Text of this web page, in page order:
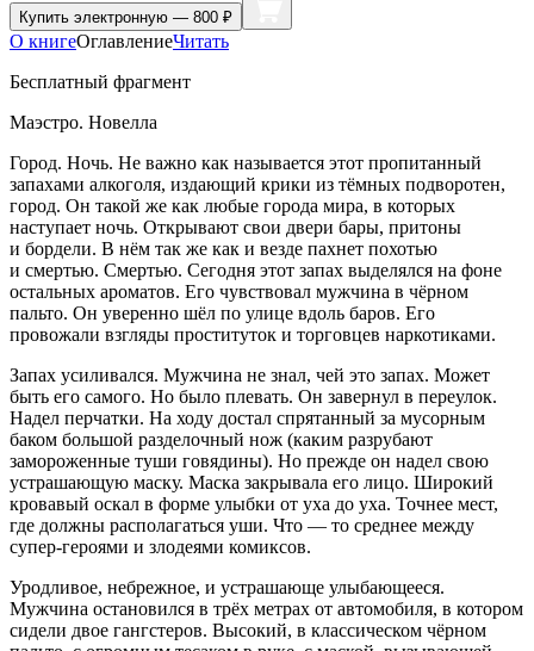
Купить электронную — 800 ₽
О книгеОглавлениеЧитать
Бесплатный фрагмент
Маэстро. Новелла
Город. Ночь. Не важно как называется этот пропитанный
запахами алкоголя, издающий крики из тёмных подворотен,
город. Он такой же как любые города мира, в которых
наступает ночь. Открывают свои двери бары, притоны
и бордели. В нём так же как и везде пахнет похотью
и смертью. Смертью. Сегодня этот запах выделялся на фоне
остальных ароматов. Его чувствовал мужчина в чёрном
пальто. Он уверенно шёл по улице вдоль баров. Его
провожали взгляды проституток и торговцев наркотиками.
Запах усиливался. Мужчина не знал, чей это запах. Может
быть его самого. Но было плевать. Он завернул в переулок.
Надел перчатки. На ходу достал спрятанный за мусорным
баком большой разделочный нож (каким разрубают
замороженные туши говядины). Но прежде он надел свою
устрашающую маску. Маска закрывала его лицо. Широкий
кровавый оскал в форме улыбки от уха до уха. Точнее мест,
где должны располагаться уши. Что — то среднее между
супер-героями и злодеями комиксов.
Уродливое, небрежное, и устрашающе улыбающееся.
Мужчина остановился в трёх метрах от автомобиля, в котором
сидели двое гангстеров. Высокий, в классическом чёрном